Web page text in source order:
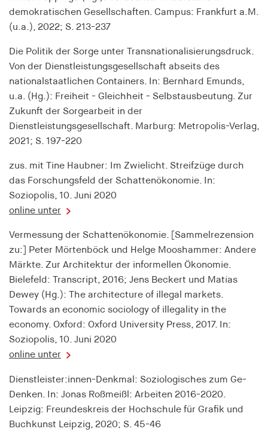
demokratischen Gesellschaften. Campus: Frankfurt a.M.
(u.a.), 2022; S. 213-237
Die Politik der Sorge unter Transnationalisierungsdruck.
Von der Dienstleistungsgesellschaft abseits des
nationalstaatlichen Containers. In: Bernhard Emunds,
u.a. (Hg.): Freiheit - Gleichheit - Selbstausbeutung. Zur
Zukunft der Sorgearbeit in der
Dienstleistungsgesellschaft. Marburg: Metropolis-Verlag,
2021; S. 197-220
zus. mit Tine Haubner: Im Zwielicht. Streifzüge durch
das Forschungsfeld der Schattenökonomie. In:
Soziopolis, 10. Juni 2020
online unter
Vermessung der Schattenökonomie. [Sammelrezension
zu:] Peter Mörtenböck und Helge Mooshammer: Andere
Märkte. Zur Architektur der informellen Ökonomie.
Bielefeld: Transcript, 2016; Jens Beckert und Matías
Dewey (Hg.): The architecture of illegal markets.
Towards an economic sociology of illegality in the
economy. Oxford: Oxford University Press, 2017. In:
Soziopolis, 10. Juni 2020
online unter
Dienstleister:innen-Denkmal: Soziologisches zum Ge-
Denken. In: Jonas Roßmeißl: Arbeiten 2016-2020.
Leipzig: Freundeskreis der Hochschule für Grafik und
Buchkunst Leipzig, 2020; S. 45-46
Anbieter:
his-online.de
Speichert den Zustimmungsstatus des Benutzers
für Cookies auf der aktuellen Domäne
Cookie Laufzeit:
Dient dazu, die Effektivität von geschalteten
Anzeigen zu messen, indem es Conversions, wie
zum Beispiel Käufe oder Anmeldungen, verfolgt.
Anbieter:
EASYMedia GmbH
Zweck:
Wird verwendet, um Benutzer im Rahmen des
Real-Time-Bidding (RTB) zu identifizieren
Cookie Laufzeit:
RTBUserId-Old
Anbieter:
EASYMedia GmbH